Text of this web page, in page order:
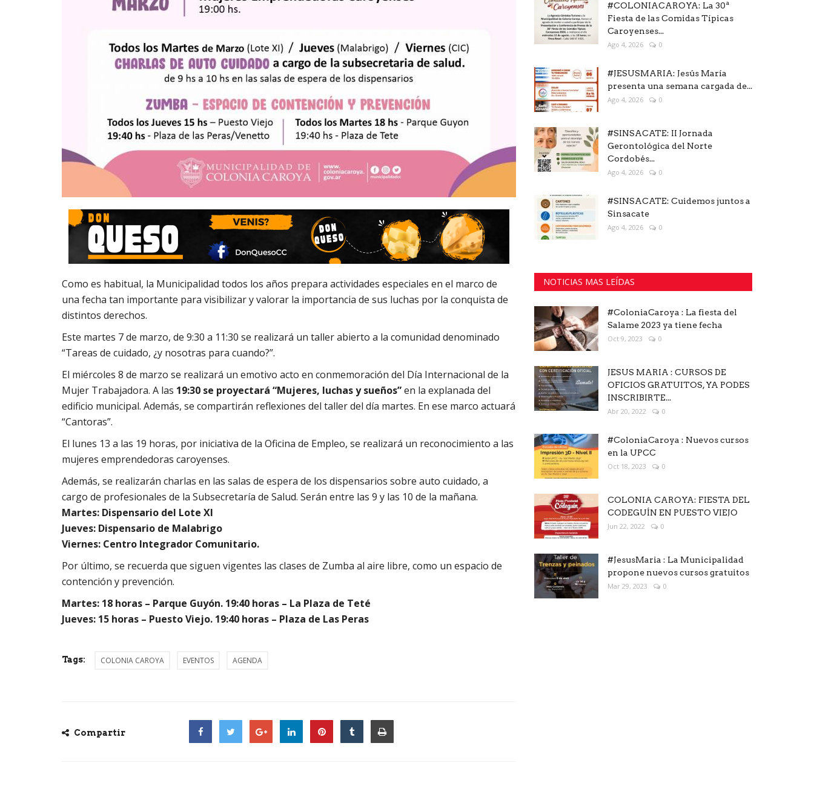
Como es habitual, la Municipalidad todos los años prepara actividades especiales en el marco de
una fecha tan importante para visibilizar y valorar la importancia de sus luchas por la conquista de
distintos derechos.
Este martes 7 de marzo, de 9:30 a 11:30 se realizará un taller abierto a la comunidad denominado
“Tareas de cuidado, ¿y nosotras para cuando?”.
El miércoles 8 de marzo se realizará un emotivo acto en conmemoración del Día Internacional de la
Mujer Trabajadora. A las 19:30 se proyectará “Mujeres, luchas y sueños”en la explanada del
edificio municipal. Además, se compartirán reflexiones del taller del día martes. En ese marco actuará
“Cantoras”.
El lunes 13 a las 19 horas, por iniciativa de la Oficina de Empleo, se realizará un reconocimiento a las
mujeres emprendedoras caroyenses.
Además, se realizarán charlas en las salas de espera de los dispensarios sobre auto cuidado, a
cargo de profesionales de la Subsecretaría de Salud. Serán entre las 9 y las 10 de la mañana.
Martes: Dispensario del Lote XI
Jueves: Dispensario de Malabrigo
Viernes: Centro Integrador Comunitario.
Por último, se recuerda que siguen vigentes las clases de Zumba al aire libre, como un espacio de
contención y prevención.
Martes: 18 horas – Parque Guyón. 19:40 horas – La Plaza de Teté
Jueves: 15 horas – Puesto Viejo. 19:40 horas – Plaza de Las Peras
Tags: COLONIA CAROYA EVENTOS AGENDA
Compartir
#COLONIACAROYA: La 30ª
Fiesta de las Comidas Típicas
Caroyenses...
Ago 4, 2026 0
#JESUSMARIA: Jesús María
presenta una semana cargada de...
Ago 4, 2026 0
#SINSACATE: II Jornada
Gerontológica del Norte
Cordobés...
Ago 4, 2026 0
#SINSACATE: Cuidemos juntos a
Sinsacate
Ago 4, 2026 0
NOTICIAS MAS LEÍDAS
#ColoniaCaroya : La fiesta del
Salame 2023 ya tiene fecha
Oct 9, 2023 0
JESUS MARIA : CURSOS DE
OFICIOS GRATUITOS, YA PODES
INSCRIBIRTE...
Abr 20, 2022 0
#ColoniaCaroya : Nuevos cursos
en la UPCC
Oct 18, 2023 0
COLONIA CAROYA: FIESTA DEL
CODEGUÍN EN PUESTO VIEJO
Jun 22, 2022 0
#JesusMaria : La Municipalidad
propone nuevos cursos gratuitos
Mar 29, 2023 0